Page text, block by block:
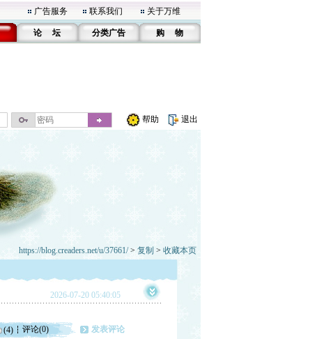
广告服务 联系我们 关于万维
论 坛 分类广告 购 物
帮助 退出
https://blog.creaders.net/u/37661/> 复制 > 收藏本页
2026-07-20 05:40:05
(4) 评论(0) 发表评论